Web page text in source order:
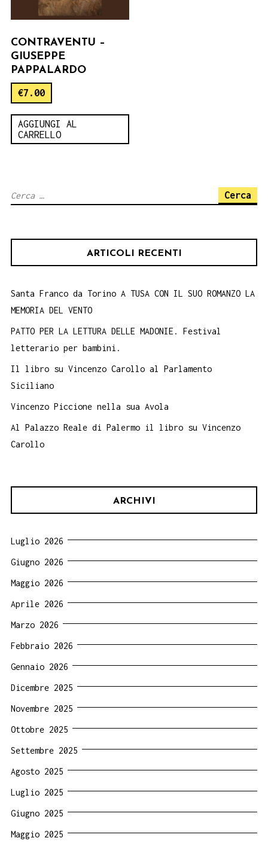
CONTRAVENTU –
GIUSEPPE
PAPPALARDO
€7.00
AGGIUNGI AL
CARRELLO
Ricerca
ARTICOLI RECENTI
Santa Franco da Torino A TUSA CON IL SUO ROMANZO LA
MEMORIA DEL VENTO
PATTO PER LA LETTURA DELLE MADONIE. Festival
letterario per bambini.
Il libro su Vincenzo Carollo al Parlamento
Siciliano
Vincenzo Piccione nella sua Avola
Al Palazzo Reale di Palermo il libro su Vincenzo
Carollo
ARCHIVI
Luglio 2026
Giugno 2026
Maggio 2026
Aprile 2026
Marzo 2026
Febbraio 2026
Gennaio 2026
Dicembre 2025
Novembre 2025
Ottobre 2025
Settembre 2025
Agosto 2025
Luglio 2025
Giugno 2025
Maggio 2025